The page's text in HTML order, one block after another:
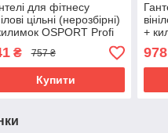
для фітнесу
цільні (нерозбірні)
OSPORT Profi
по 1 кг (OF-0201)
₴ 757 ₴
Купити
+
2шт
978